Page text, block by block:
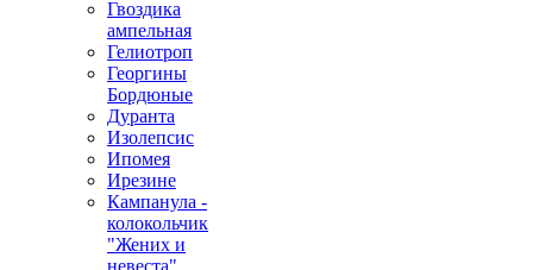
Гвоздика
ампельная
Гелиотроп
Георгины
Бордюные
Дуранта
Изолепсис
Ипомея
Ирезине
Кампанула -
колокольчик
"Жених и
невеста"